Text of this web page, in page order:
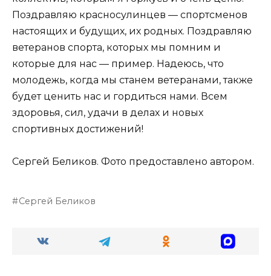
Поздравляю красносулинцев — спортсменов
настоящих и будущих, их родных. Поздравляю
ветеранов спорта, которых мы помним и
которые для нас — пример. Надеюсь, что
молодежь, когда мы станем ветеранами, также
будет ценить нас и гордиться нами. Всем
здоровья, сил, удачи в делах и новых
спортивных достижений!
Сергей Беликов. Фото предоставлено автором.
Сергей Беликов